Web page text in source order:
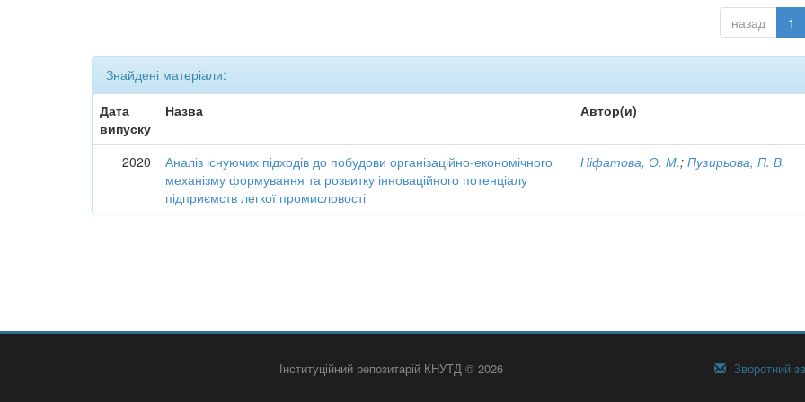
назад 1
Знайдені матеріали:
Дата
випуску
Назва Автор(и)
2020
Аналіз існуючих підходів до побудови організаційно-економічного
механізму формування та розвитку інноваційного потенціалу
підприємств легкої промисловості
Ніфатова, О. М.;Пузирьова, П. В.
Інституційний репозитарій КНУТД © 2026 Зворотний